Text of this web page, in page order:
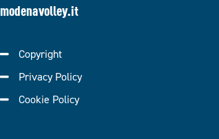
modenavolley.it
Copyright
Privacy Policy
Cookie Policy